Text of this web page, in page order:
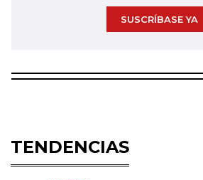
SUSCRÍBASE YA
TENDENCIAS